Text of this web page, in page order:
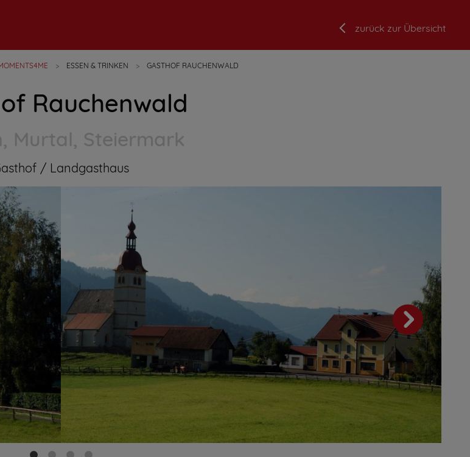
zurück zur Übersicht
ESSEN & TRINKEN GASTHOF RAUCHENWALD
Rauchenwald
Murtal, Steiermark
Landgasthaus